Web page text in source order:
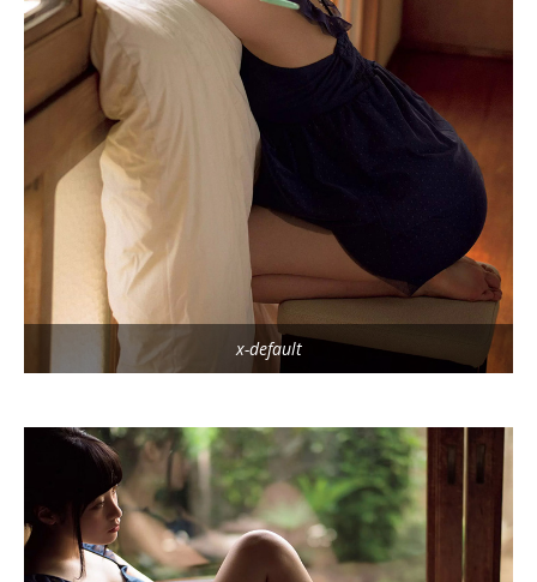
x-default